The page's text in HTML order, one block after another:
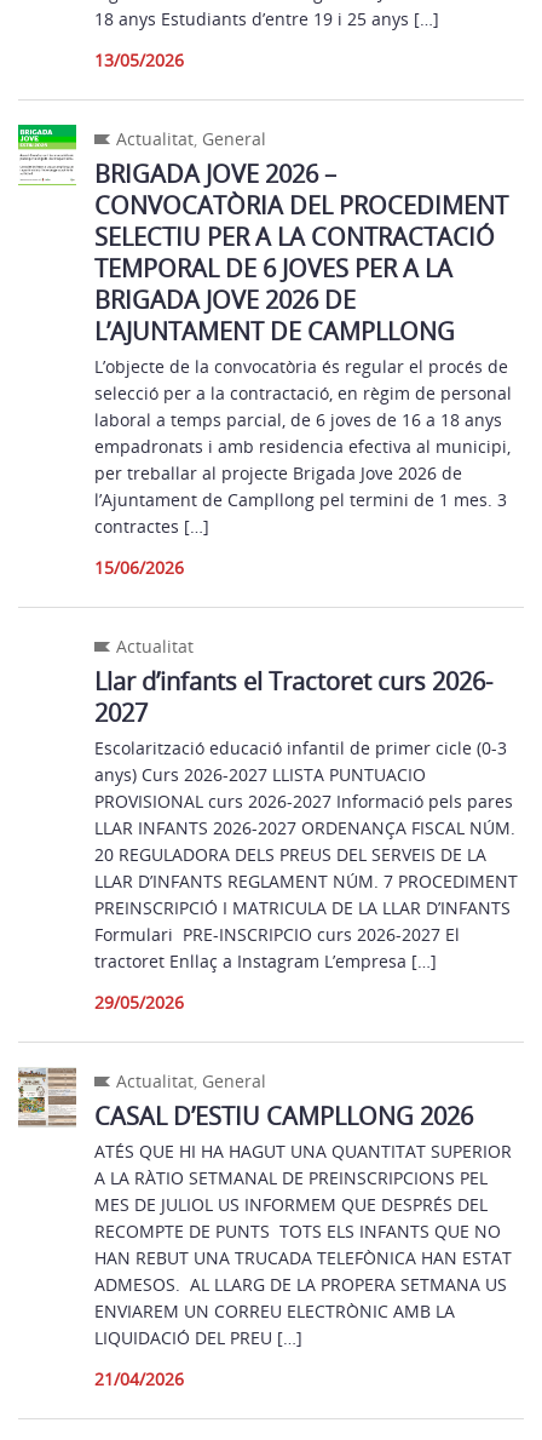
18 anys Estudiants d’entre 19 i 25 anys […]
13/05/2026
Actualitat, General
BRIGADA JOVE 2026 –
CONVOCATÒRIA DEL PROCEDIMENT
SELECTIU PER A LA CONTRACTACIÓ
TEMPORAL DE 6 JOVES PER A LA
BRIGADA JOVE 2026 DE
L’AJUNTAMENT DE CAMPLLONG
L’objecte de la convocatòria és regular el procés de
selecció per a la contractació, en règim de personal
laboral a temps parcial, de 6 joves de 16 a 18 anys
empadronats i amb residencia efectiva al municipi,
per treballar al projecte Brigada Jove 2026 de
l’Ajuntament de Campllong pel termini de 1 mes. 3
contractes […]
15/06/2026
Actualitat
Llar d’infants el Tractoret curs 2026-
2027
Escolarització educació infantil de primer cicle (0-3
anys) Curs 2026-2027 LLISTA PUNTUACIO
PROVISIONAL curs 2026-2027 Informació pels pares
LLAR INFANTS 2026-2027 ORDENANÇA FISCAL NÚM.
20 REGULADORA DELS PREUS DEL SERVEIS DE LA
LLAR D’INFANTS REGLAMENT NÚM. 7 PROCEDIMENT
PREINSCRIPCIÓ I MATRICULA DE LA LLAR D’INFANTS
Formulari PRE-INSCRIPCIO curs 2026-2027 El
tractoret Enllaç a Instagram L’empresa […]
29/05/2026
Actualitat, General
CASAL D’ESTIU CAMPLLONG 2026
ATÉS QUE HI HA HAGUT UNA QUANTITAT SUPERIOR
A LA RÀTIO SETMANAL DE PREINSCRIPCIONS PEL
MES DE JULIOL US INFORMEM QUE DESPRÉS DEL
RECOMPTE DE PUNTS TOTS ELS INFANTS QUE NO
HAN REBUT UNA TRUCADA TELEFÒNICA HAN ESTAT
ADMESOS. AL LLARG DE LA PROPERA SETMANA US
ENVIAREM UN CORREU ELECTRÒNIC AMB LA
LIQUIDACIÓ DEL PREU […]
21/04/2026